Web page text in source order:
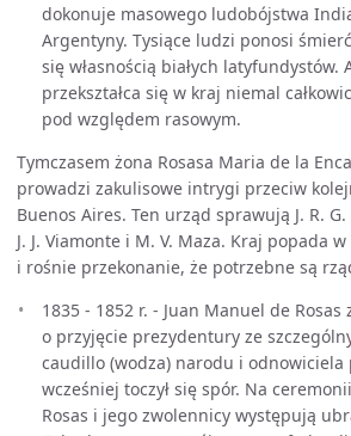
dokonuje masowego ludobójstwa
Argentyny. Tysiące ludzi ponosi
się własnością białych latyfundystów.
przekształca się w kraj niemal
pod względem rasowym.
Tymczasem żona Rosasa Maria de la
prowadzi zakulisowe intrygi przeciw
Buenos Aires. Ten urząd sprawują J. R. G.
J. J. Viamonte i M. V. Maza. Kraj popada
i rośnie przekonanie, że potrzebne są
1835 - 1852 r. - Juan Manuel de
o przyjęcie prezydentury ze
caudillo (wodza) narodu i odnowiciela
wcześniej toczył się spór. Na
Rosas i jego zwolennicy występują